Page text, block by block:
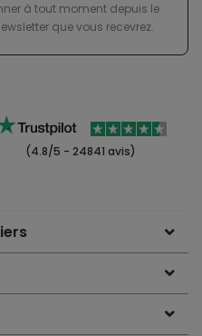
à tout moment depuis le
que vous recevrez.
(4.8/5 - 24841 avis)